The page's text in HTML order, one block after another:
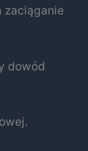
zaciąganie
dowód